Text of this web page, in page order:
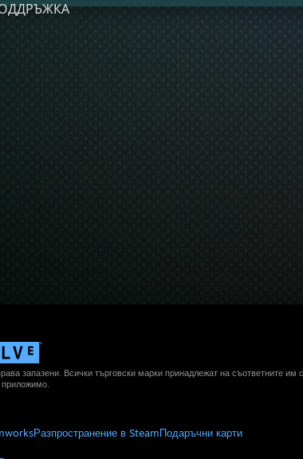
запазени. Всички търговски марки принадлежат на съответните
приложимо.
Разпространение в SteamПодаръчни карти